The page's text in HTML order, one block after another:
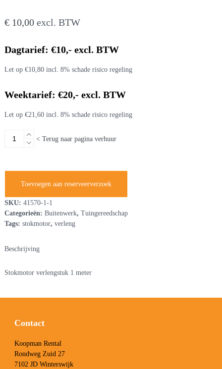
€10,00excl. BTW
Dagtarief: €10,- excl. BTW
Let op €10,80 incl. 8% schade risico regeling
Weektarief: €20,- excl. BTW
Let op €21,60 incl. 8% schade risico regeling
Stokmotor
verlengstuk
< Terug naar pagina verhuur
Toevoegen aan reserveerverzoek
SKU: 41570-1-1
Categorieën: Buitenwerk, Tuingereedschap
Tags: stokmotor, verleng
Beschrijving
Stokmotor verlengstuk 1 meter
Contact
Koopman Rental
Rondweg Zuid 27
7102 JD Winterswijk